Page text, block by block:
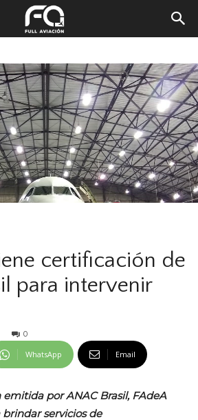
certificación de
para intervenir
0
WhatsApp Email
por ANAC Brasil, FAdeA
servicios de